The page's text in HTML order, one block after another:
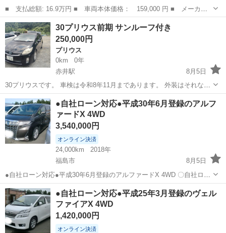
■ 支払総額: 16.9万円 ■ 車両本体価格： 159,000 円 ■ メーカー
名： トヨタ ■ 車種名： マークII ■ グレード名： グランデＦｏ
ｕｒ １オーナー／４ＷＤ／パワーシート／寒冷地仕様／ドアミラー
ヒーター...
青森 八戸市 その他
30プリウス前期 サンルーフ付き
250,000円
プリウス
0km
0年
赤井駅
8月5日
30プリウスです。 車検は令和8年11月まであります。 外装はそれなり
に傷などがあります。 そんなに綺麗ってわけではないので神経質な方
はご遠慮ください。そのためこの価格です。 走行距離は26万前後で
す。 サンルーフあります。...
福島 いわき市 赤井駅 プリウス
●自社ローン対応●平成30年6月登録のアルフ
ァードX 4WD
3,540,000円
オンライン決済
24,000km
2018年
福島市
8月5日
●自社ローン対応●平成30年6月登録のアルファードX 4WD 〇自社ロー
ン対応中古車販売〇 ☆どなたでもローン対応可能☆
１、勤続年数の短い方や自営業の方 ２、パートをされる主婦の方や派
遣社員...
福島 福島市 トヨタ
●自社ローン対応●平成25年3月登録のヴェル
ファイアX 4WD
1,420,000円
オンライン決済